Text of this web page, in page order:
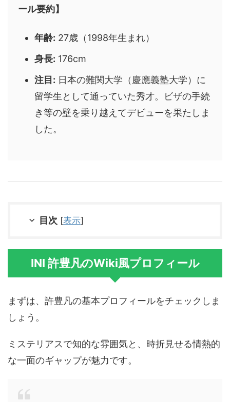
ール要約】
年齢: 27歳（1998年生まれ）
身長: 176cm
注目: 日本の難関大学（慶應義塾大学）に
留学生として通っていた秀才。ビザの手続
き等の壁を乗り越えてデビューを果たしま
した。
目次 [表示]
INI 許豊凡のWiki風プロフィール
まずは、許豊凡の基本プロフィールをチェックしま
しょう。
ミステリアスで知的な雰囲気と、時折見せる情熱的
な一面のギャップが魅力です。